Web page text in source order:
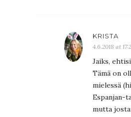
KRISTA
4.6.2018 at
Jaiks,
Tämä on
mielessä
Espanjan-
mutta